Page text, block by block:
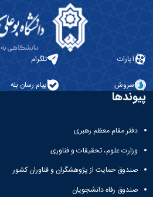
آپارات تلگرام
سروش پیام رسان بله
پیوندها
دفتر مقام معظم رهبری
وزارت علوم، تحقیقات و فناوری
صندوق حمایت از پژوهشگران و فناوران کشور
صندوق رفاه دانشجویان